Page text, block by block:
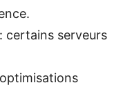
certains serveurs